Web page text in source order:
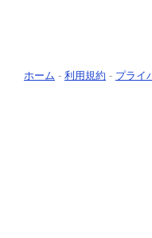
ホーム - 利用規約 - プライ